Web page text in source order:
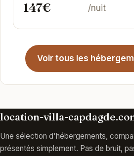
147€ /nuit
Voir tous les
location-villa-
Une sélection d'hébergements,
présentés simplement. Pas de bruit,